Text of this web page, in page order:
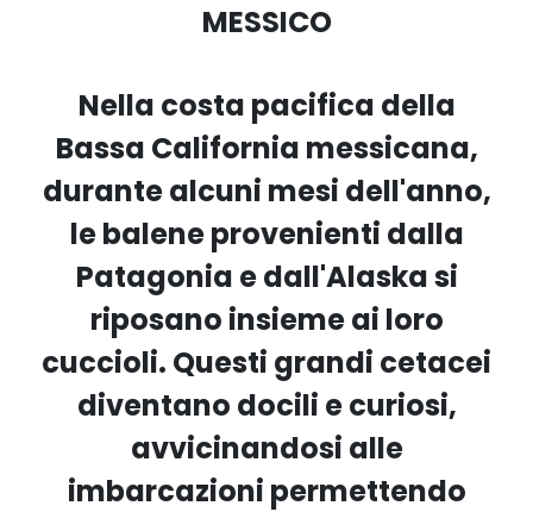
MESSICO
Nella costa pacifica della
Bassa California messicana,
durante alcuni mesi dell'anno,
le balene provenienti dalla
Patagonia e dall'Alaska si
riposano insieme ai loro
cuccioli. Questi grandi cetacei
diventano docili e curiosi,
avvicinandosi alle
imbarcazioni permettendo